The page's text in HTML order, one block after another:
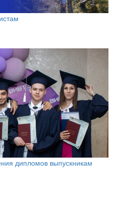
дипломов выпускникам